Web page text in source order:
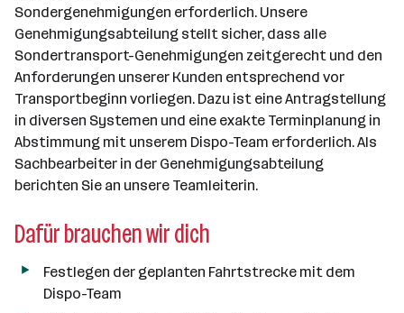
n
e
n
a
n
z
a
h
l
Sondergenehmigungen erforderlich. Unsere
Genehmigungsabteilung stellt sicher, dass alle
Sondertransport-Genehmigungen zeitgerecht und den
Anforderungen unserer Kunden entsprechend vor
Transportbeginn vorliegen. Dazu ist eine Antragstellung
in diversen Systemen und eine exakte Terminplanung in
Abstimmung mit unserem Dispo-Team erforderlich. Als
Sachbearbeiter in der Genehmigungsabteilung
berichten Sie an unsere Teamleiterin.
Dafür brauchen wir dich
Festlegen der geplanten Fahrtstrecke mit dem
Dispo-Team